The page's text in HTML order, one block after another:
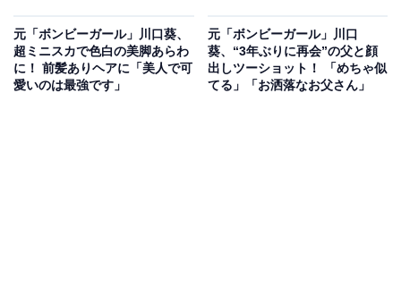
元「ボンビーガール」川口葵、
超ミニスカで色白の美脚あらわ
に！ 前髪ありヘアに「美人で可
愛いのは最強です」
元「ボンビーガール」川口
葵、“3年ぶりに再会”の父と顔
出しツーショット！ 「めちゃ似
てる」「お洒落なお父さん」